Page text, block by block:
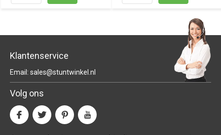
Klantenservice
Email: sales@stuntwinkel.nl
Volg ons